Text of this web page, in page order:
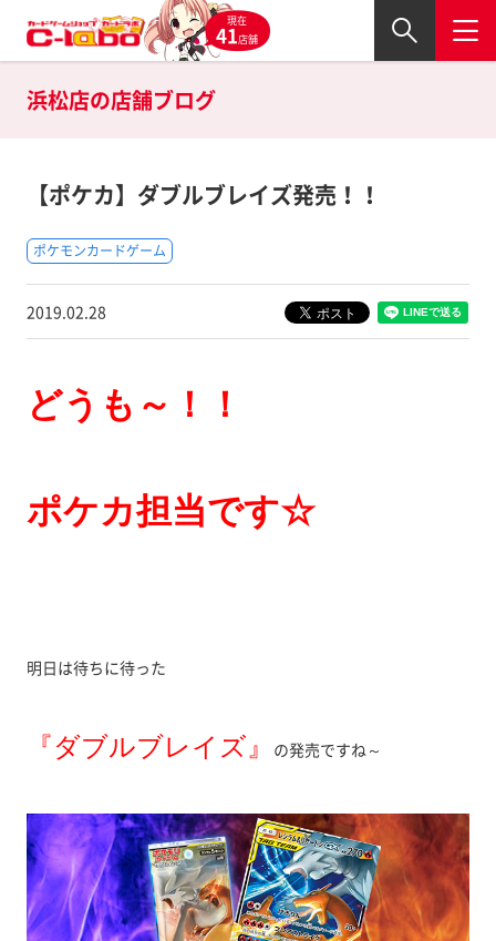
現在
41店舗
浜松店の店舗ブログ
【ポケカ】ダブルブレイズ発売！！
ポケモンカードゲーム
2019.02.28
どうも～！！
ポケカ担当です☆
明日は待ちに待った
『ダブルブレイズ』 の発売ですね～